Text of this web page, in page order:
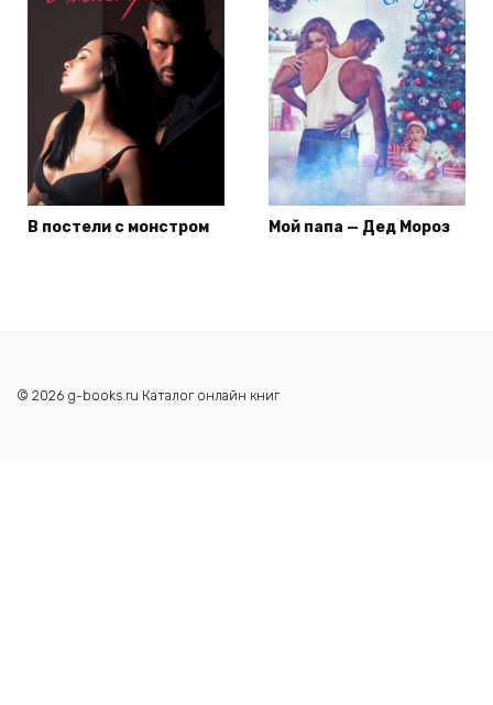
В постели с монстром Мой папа — Дед Мороз
© 2026 g-books.ru Каталог онлайн книг